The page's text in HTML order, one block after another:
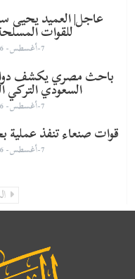
عاجل| العميد يحيى
للقوات
7-أغسطس- 2026
باحث مصري يكشف
السعودي التركي
7-أغسطس- 2026
قوات صنعاء تنفذ عملية
7-أغسطس- 2026